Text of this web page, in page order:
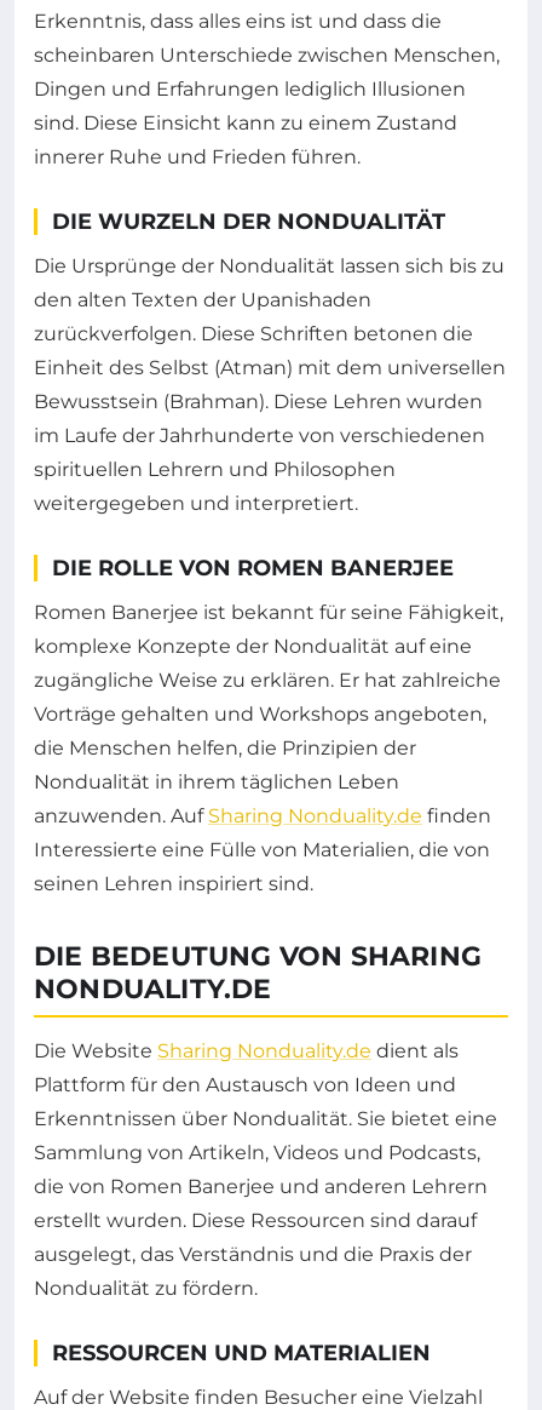
Erkenntnis, dass alles eins ist und dass die
scheinbaren Unterschiede zwischen Menschen,
Dingen und Erfahrungen lediglich Illusionen
sind. Diese Einsicht kann zu einem Zustand
innerer Ruhe und Frieden führen.
DIE WURZELN DER NONDUALITÄT
Die Ursprünge der Nondualität lassen sich bis zu
den alten Texten der Upanishaden
zurückverfolgen. Diese Schriften betonen die
Einheit des Selbst (Atman) mit dem universellen
Bewusstsein (Brahman). Diese Lehren wurden
im Laufe der Jahrhunderte von verschiedenen
spirituellen Lehrern und Philosophen
weitergegeben und interpretiert.
DIE ROLLE VON ROMEN BANERJEE
Romen Banerjee ist bekannt für seine Fähigkeit,
komplexe Konzepte der Nondualität auf eine
zugängliche Weise zu erklären. Er hat zahlreiche
Vorträge gehalten und Workshops angeboten,
die Menschen helfen, die Prinzipien der
Nondualität in ihrem täglichen Leben
anzuwenden. Auf Sharing Nonduality.de finden
Interessierte eine Fülle von Materialien, die von
seinen Lehren inspiriert sind.
DIE BEDEUTUNG VON SHARING
NONDUALITY.DE
Die Website Sharing Nonduality.de dient als
Plattform für den Austausch von Ideen und
Erkenntnissen über Nondualität. Sie bietet eine
Sammlung von Artikeln, Videos und Podcasts,
die von Romen Banerjee und anderen Lehrern
erstellt wurden. Diese Ressourcen sind darauf
ausgelegt, das Verständnis und die Praxis der
Nondualität zu fördern.
RESSOURCEN UND MATERIALIEN
Auf der Website finden Besucher eine Vielzahl